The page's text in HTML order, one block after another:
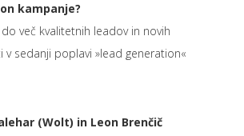
kampanje?
več kvalitetnih leadov in novih
v sedanji poplavi »lead generation«
(Wolt) in Leon Brenčič